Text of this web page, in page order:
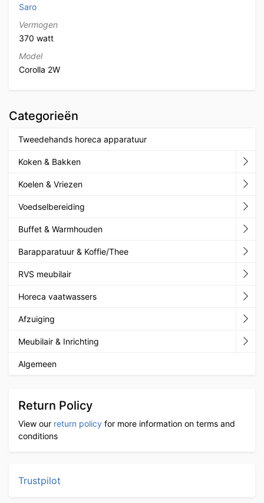
Saro
Vermogen
370 watt
Model
Corolla 2W
Categorieën
Tweedehands horeca apparatuur
Koken & Bakken
Koelen & Vriezen
Voedselbereiding
Buffet & Warmhouden
Barapparatuur & Koffie/Thee
RVS meubilair
Horeca vaatwassers
Afzuiging
Meubilair & Inrichting
Algemeen
Return Policy
View our return policy for more information on terms and
conditions
Trustpilot